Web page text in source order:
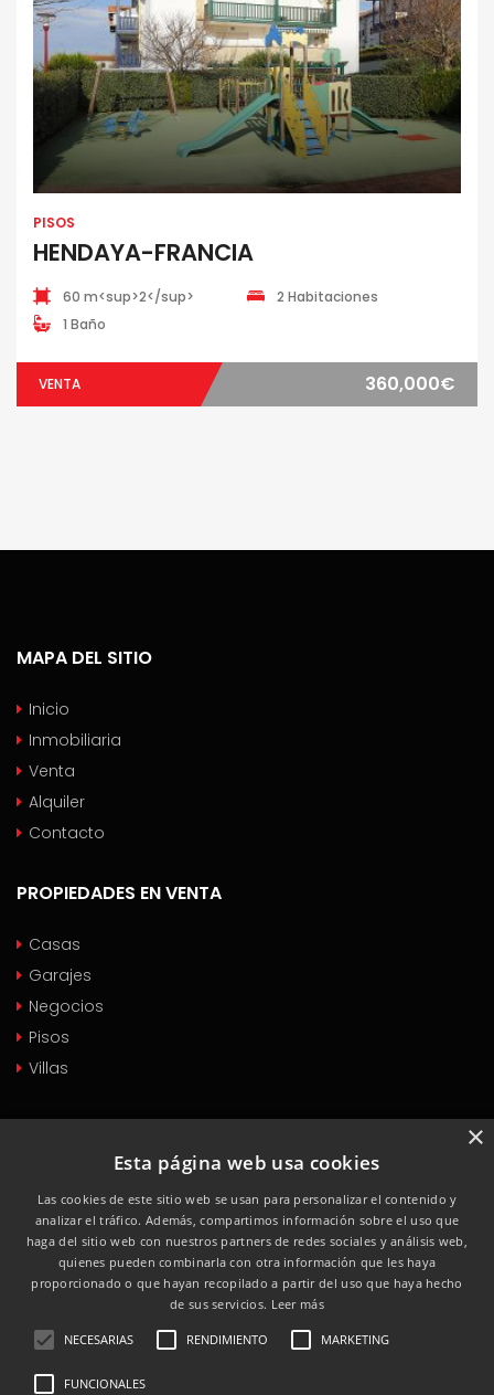
PISOS
HENDAYA-FRANCIA
60 m<sup>2</sup>
2 Habitaciones
1 Baño
VENTA 360,000€
MAPA DEL SITIO
Inicio
Inmobiliaria
Venta
Alquiler
Contacto
PROPIEDADES EN VENTA
Casas
Garajes
Negocios
Pisos
Villas
Garajes
Negocios
Pisos
Esta página web usa cookies
Las cookies de este sitio web se usan para personalizar el contenido y
analizar el tráfico. Además, compartimos información sobre el uso que
haga del sitio web con nuestros partners de redes sociales y análisis web,
quienes pueden combinarla con otra información que les haya
proporcionado o que hayan recopilado a partir del uso que haya hecho
de sus servicios. Leer más
NECESARIAS RENDIMIENTO MARKETING
FUNCIONALES
×